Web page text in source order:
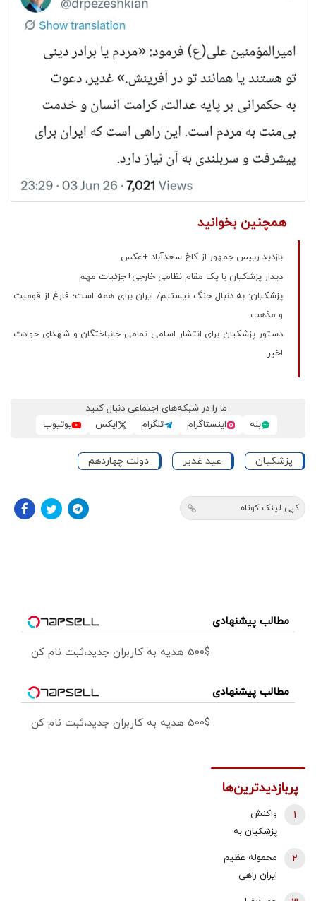
همچنین بخوانید
بازدید رییس جمهور از کاخ سعدآباد +عکس
دیدار پزشکیان با یک مقام نظامی خارجی+جزئیات مهم
پزشکیان: به دنبال جنگ نیستیم/ ایران برای همه است؛ فارغ از قومیت
و مذهب
دستور پزشکیان برای انتشار اسامی تمامی جانباختگان و شهدای حوادث
اخیر
ما را در شبکه‌های اجتماعی دنبال کنید
بله
اینستاگرام تلگرام ایکس یوتیوب
پزشکیان عید غدیر دولت چهاردهم
کپی لینک کوتاه
مطالب پیشنهادی
500$ هدیه به کاربران جدید،ثبت نام کن
مطالب پیشنهادی
500$ هدیه به کاربران جدید،ثبت نام کن
پربازدیدترین‌ها
واکنش
پزشکیان به
دبیری شعام/
1
محموله عظیم
ایران راهی
2